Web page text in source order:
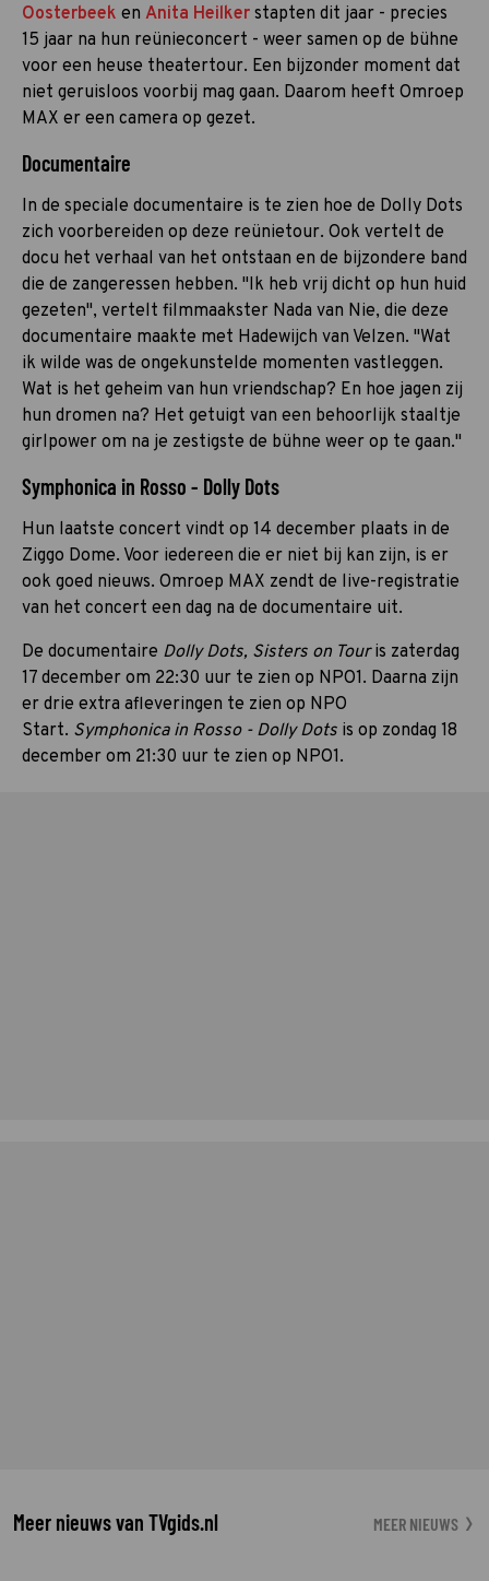
Oosterbeek en Anita Heilker stapten dit jaar - precies
15 jaar na hun reünieconcert - weer samen op de bühne
voor een heuse theatertour. Een bijzonder moment dat
niet geruisloos voorbij mag gaan. Daarom heeft Omroep
MAX er een camera op gezet.
Documentaire
In de speciale documentaire is te zien hoe de Dolly Dots
zich voorbereiden op deze reünietour. Ook vertelt de
docu het verhaal van het ontstaan en de bijzondere band
die de zangeressen hebben. "Ik heb vrij dicht op hun huid
gezeten", vertelt filmmaakster Nada van Nie, die deze
documentaire maakte met Hadewijch van Velzen. "Wat
ik wilde was de ongekunstelde momenten vastleggen.
Wat is het geheim van hun vriendschap? En hoe jagen zij
hun dromen na? Het getuigt van een behoorlijk staaltje
girlpower om na je zestigste de bühne weer op te gaan."
Symphonica in Rosso - Dolly Dots
Hun laatste concert vindt op 14 december plaats in de
Ziggo Dome. Voor iedereen die er niet bij kan zijn, is er
ook goed nieuws. Omroep MAX zendt de live-registratie
van het concert een dag na de documentaire uit.
De documentaire Dolly Dots, Sisters on Touris zaterdag
17 december om 22:30 uur te zien op NPO1. Daarna zijn
er drie extra afleveringen te zien op NPO
Start. Symphonica in Rosso - Dolly Dots is op zondag 18
december om 21:30 uur te zien op NPO1.
Meer nieuws van TVgids.nl MEER NIEUWS